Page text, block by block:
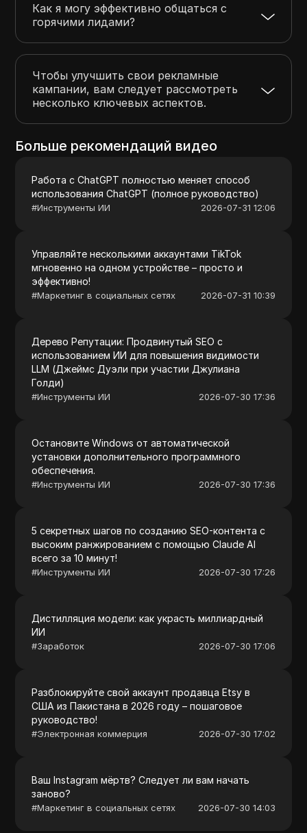
Как я могу эффективно общаться с
горячими лидами?
Чтобы улучшить свои рекламные
кампании, вам следует рассмотреть
несколько ключевых аспектов.
Больше рекомендаций видео
Работа с ChatGPT полностью меняет способ
использования ChatGPT (полное руководство)
#Инструменты ИИ 2026-07-31 12:06
Управляйте несколькими аккаунтами TikTok
мгновенно на одном устройстве – просто и
эффективно!
#Маркетинг в социальных сетях 2026-07-31 10:39
Дерево Репутации: Продвинутый SEO с
использованием ИИ для повышения видимости
LLM (Джеймс Дуэли при участии Джулиана
Голди)
#Инструменты ИИ 2026-07-30 17:36
Остановите Windows от автоматической
установки дополнительного программного
обеспечения.
#Инструменты ИИ 2026-07-30 17:36
5 секретных шагов по созданию SEO-контента с
высоким ранжированием с помощью Claude AI
всего за 10 минут!
#Инструменты ИИ 2026-07-30 17:26
Дистилляция модели: как украсть миллиардный
ИИ
#Заработок 2026-07-30 17:06
Разблокируйте свой аккаунт продавца Etsy в
США из Пакистана в 2026 году – пошаговое
руководство!
#Электронная коммерция 2026-07-30 17:02
Ваш Instagram мёртв? Следует ли вам начать
заново?
#Маркетинг в социальных сетях 2026-07-30 14:03